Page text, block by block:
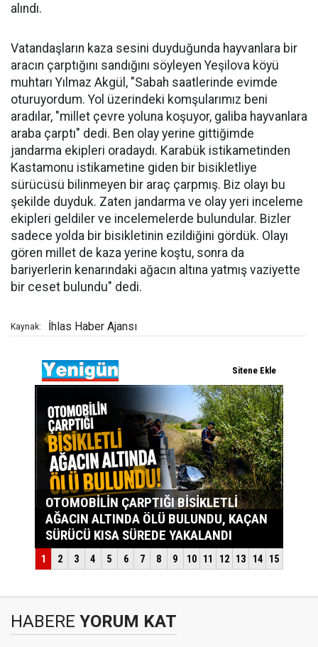
alındı.
Vatandaşların kaza sesini duyduğunda hayvanlara bir
aracın çarptığını sandığını söyleyen Yeşilova köyü
muhtarı Yılmaz Akgül, "Sabah saatlerinde evimde
oturuyordum. Yol üzerindeki komşularımız beni
aradılar, "millet çevre yoluna koşuyor, galiba hayvanlara
araba çarptı" dedi. Ben olay yerine gittiğimde
jandarma ekipleri oradaydı. Karabük istikametinden
Kastamonu istikametine giden bir bisikletliye
sürücüsü bilinmeyen bir araç çarpmış. Biz olayı bu
şekilde duyduk. Zaten jandarma ve olay yeri inceleme
ekipleri geldiler ve incelemelerde bulundular. Bizler
sadece yolda bir bisikletinin ezildiğini gördük. Olayı
gören millet de kaza yerine koştu, sonra da
bariyerlerin kenarındaki ağacın altına yatmış vaziyette
bir ceset bulundu" dedi.
Kaynak: İhlas Haber Ajansı
HABERE YORUM KAT